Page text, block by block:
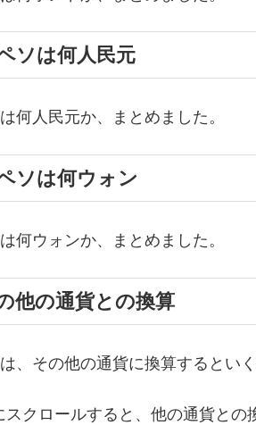
ソは何人民元
何人民元か、まとめました。
ソは何ウォン
何ウォンか、まとめました。
他の通貨との換算
、その他の通貨に換算するとい
スクロールすると、他の通貨との